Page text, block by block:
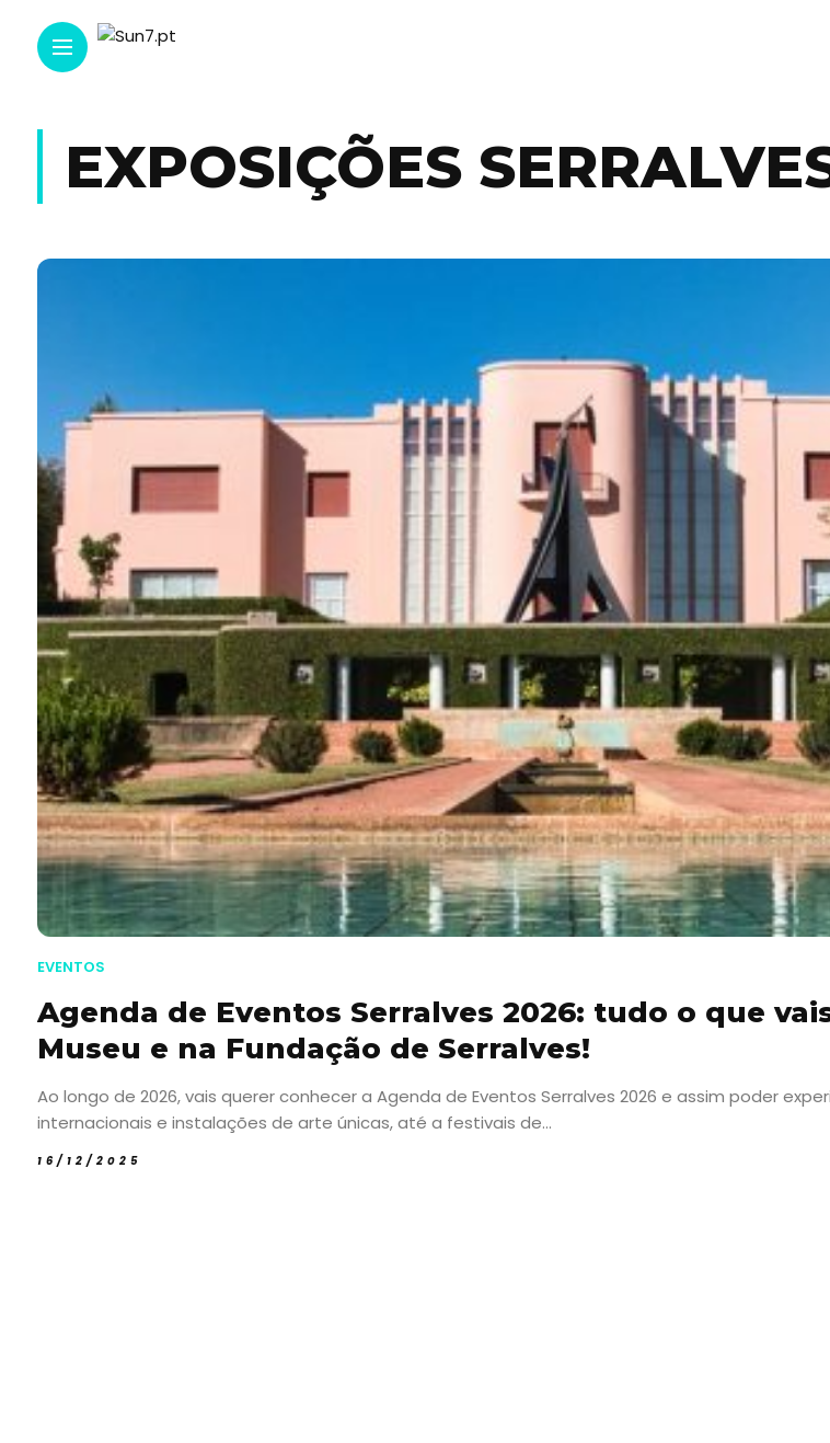
EXPOSIÇÕES
EVENTOS
Agenda de Eventos Serralves 2026: tudo o que
Museu e na Fundação de Serralves!
Ao longo de 2026, vais querer conhecer a Agenda de Eventos Serralves 2026 e assim poder
internacionais e instalações de arte únicas, até a festivais de...
16/12/2025